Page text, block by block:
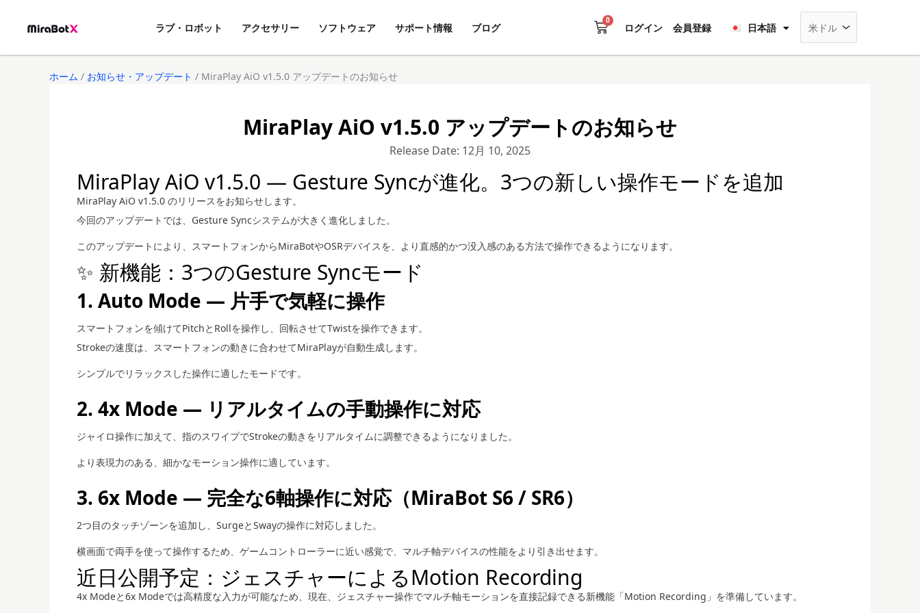
ス
ラブ・ロボット アクセサリー ソフトウェア サポート情報 ブログ
0
Cart ログイン 会員登録 日本語
Deutsch
ホーム / お知らせ・アップデート / MiraPlay AiO v1.5.0 アップデートのお知らせ
MiraPlay AiO v1.5.0 アップデートのお知らせ
Release Date: 12月 10, 2025
MiraPlay AiO v1.5.0 — Gesture Syncが進化。3つの新しい操作モードを追加
MiraPlay AiO v1.5.0 のリリースをお知らせします。
今回のアップデートでは、Gesture Syncシステムが大きく進化しました。
このアップデートにより、スマートフォンからMiraBotやOSRデバイスを、より直感的かつ没入感のある方法で操作できるようになります。
✨ 新機能：3つのGesture Syncモード
1. Auto Mode — 片手で気軽に操作
スマートフォンを傾けてPitchとRollを操作し、回転させてTwistを操作できます。
Strokeの速度は、スマートフォンの動きに合わせてMiraPlayが自動生成します。
シンプルでリラックスした操作に適したモードです。
2. 4x Mode — リアルタイムの手動操作に対応
ジャイロ操作に加えて、指のスワイプでStrokeの動きをリアルタイムに調整できるようになりました。
より表現力のある、細かなモーション操作に適しています。
3. 6x Mode — 完全な6軸操作に対応（MiraBot S6 / SR6）
2つ目のタッチゾーンを追加し、SurgeとSwayの操作に対応しました。
横画面で両手を使って操作するため、ゲームコントローラーに近い感覚で、マルチ軸デバイスの性能をより引き出せます。
近日公開予定：ジェスチャーによるMotion Recording
4x Modeと6x Modeでは高精度な入力が可能なため、現在、ジェスチャー操作でマルチ軸モーションを直接記録できる新機能「Motion Recording」を準備しています。